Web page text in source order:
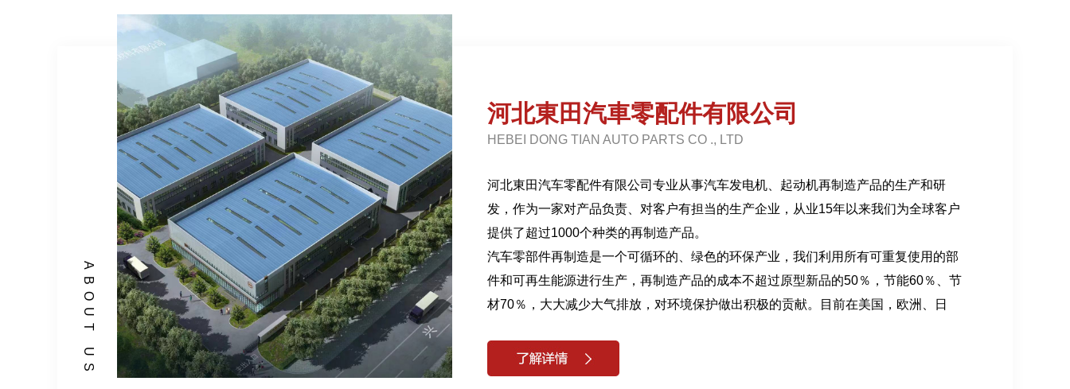
ABOUT US
河北東田汽車零配件有限公司
HEBEI DONG TIAN AUTO PARTS CO ., LTD
河北東田汽车零配件有限公司专业从事汽车发电机、起动机再制造产品的生产和研
发，作为一家对产品负责、对客户有担当的生产企业，从业15年以来我们为全球客户
提供了超过1000个种类的再制造产品。
汽车零部件再制造是一个可循环的、绿色的环保产业，我们利用所有可重复使用的部
件和可再生能源进行生产，再制造产品的成本不超过原型新品的50％，节能60％、节
材70％，大大减少大气排放，对环境保护做出积极的贡献。目前在美国，欧洲、日
我司目前常态供应型号达到500余种，主要生产电装、三菱、日立、博世、法雷奥等
系列产品，我们在国内外的旧件采购网络使我们能够服务于世界不同地区的市场，并